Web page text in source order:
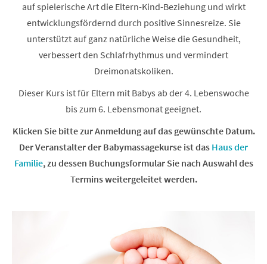
auf spielerische Art die Eltern-Kind-Beziehung und wirkt
entwicklungsfördernd durch positive Sinnesreize. Sie
unterstützt auf ganz natürliche Weise die Gesundheit,
verbessert den Schlafrhythmus und vermindert
Dreimonatskoliken.
Dieser Kurs ist für Eltern mit Babys ab der 4. Lebenswoche
bis zum 6. Lebensmonat geeignet.
Klicken Sie bitte zur Anmeldung auf das gewünschte Datum.
Der Veranstalter der Babymassagekurse ist das Haus der
Familie, zu dessen Buchungsformular Sie nach Auswahl des
Termins weitergeleitet werden.